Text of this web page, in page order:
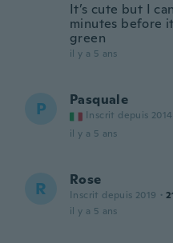
It’s cute but I
minutes before
green
il y a 5 ans
P Pasquale
Inscrit depuis 2014
il y a 5 ans
R Rose
Inscrit depuis 2019 ·
il y a 5 ans